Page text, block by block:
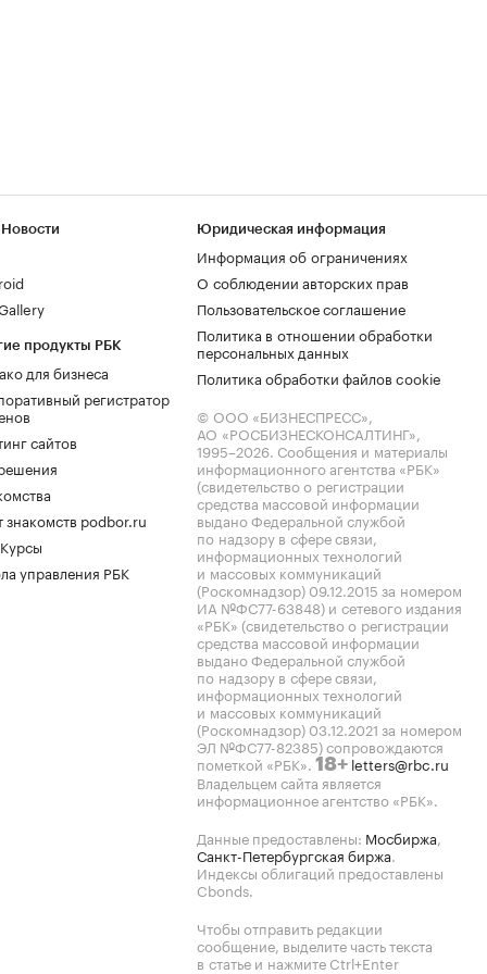
продукты РБК
для бизнеса
регистратор
сайтов
знакомств podbor.ru
управления РБК
Юридическая информация
Информация об ограничениях
О соблюдении авторских прав
Пользовательское соглашение
Политика в отношении обработки
персональных данных
Политика обработки файлов cookie
© ООО «БИЗНЕСПРЕСС»,
АО «РОСБИЗНЕСКОНСАЛТИНГ»,
1995–2026. Сообщения и материалы
информационного агентства «РБК»
(свидетельство о регистрации
средства массовой информации
выдано Федеральной службой
по надзору в сфере связи,
информационных технологий
и массовых коммуникаций
(Роскомнадзор) 09.12.2015 за номером
ИА №ФС77-63848) и сетевого издания
«РБК» (свидетельство о регистрации
средства массовой информации
выдано Федеральной службой
по надзору в сфере связи,
информационных технологий
и массовых коммуникаций
(Роскомнадзор) 03.12.2021 за номером
ЭЛ №ФС77-82385) сопровождаются
пометкой «РБК». 18+ letters@rbc.ru
Владельцем сайта является
информационное агентство «РБК».
Данные предоставлены: Мосбиржа,
Санкт-Петербургская биржа.
Индексы облигаций предоставлены
Cbonds.
Чтобы отправить редакции
сообщение, выделите часть текста
в статье и нажмите Ctrl+Enter